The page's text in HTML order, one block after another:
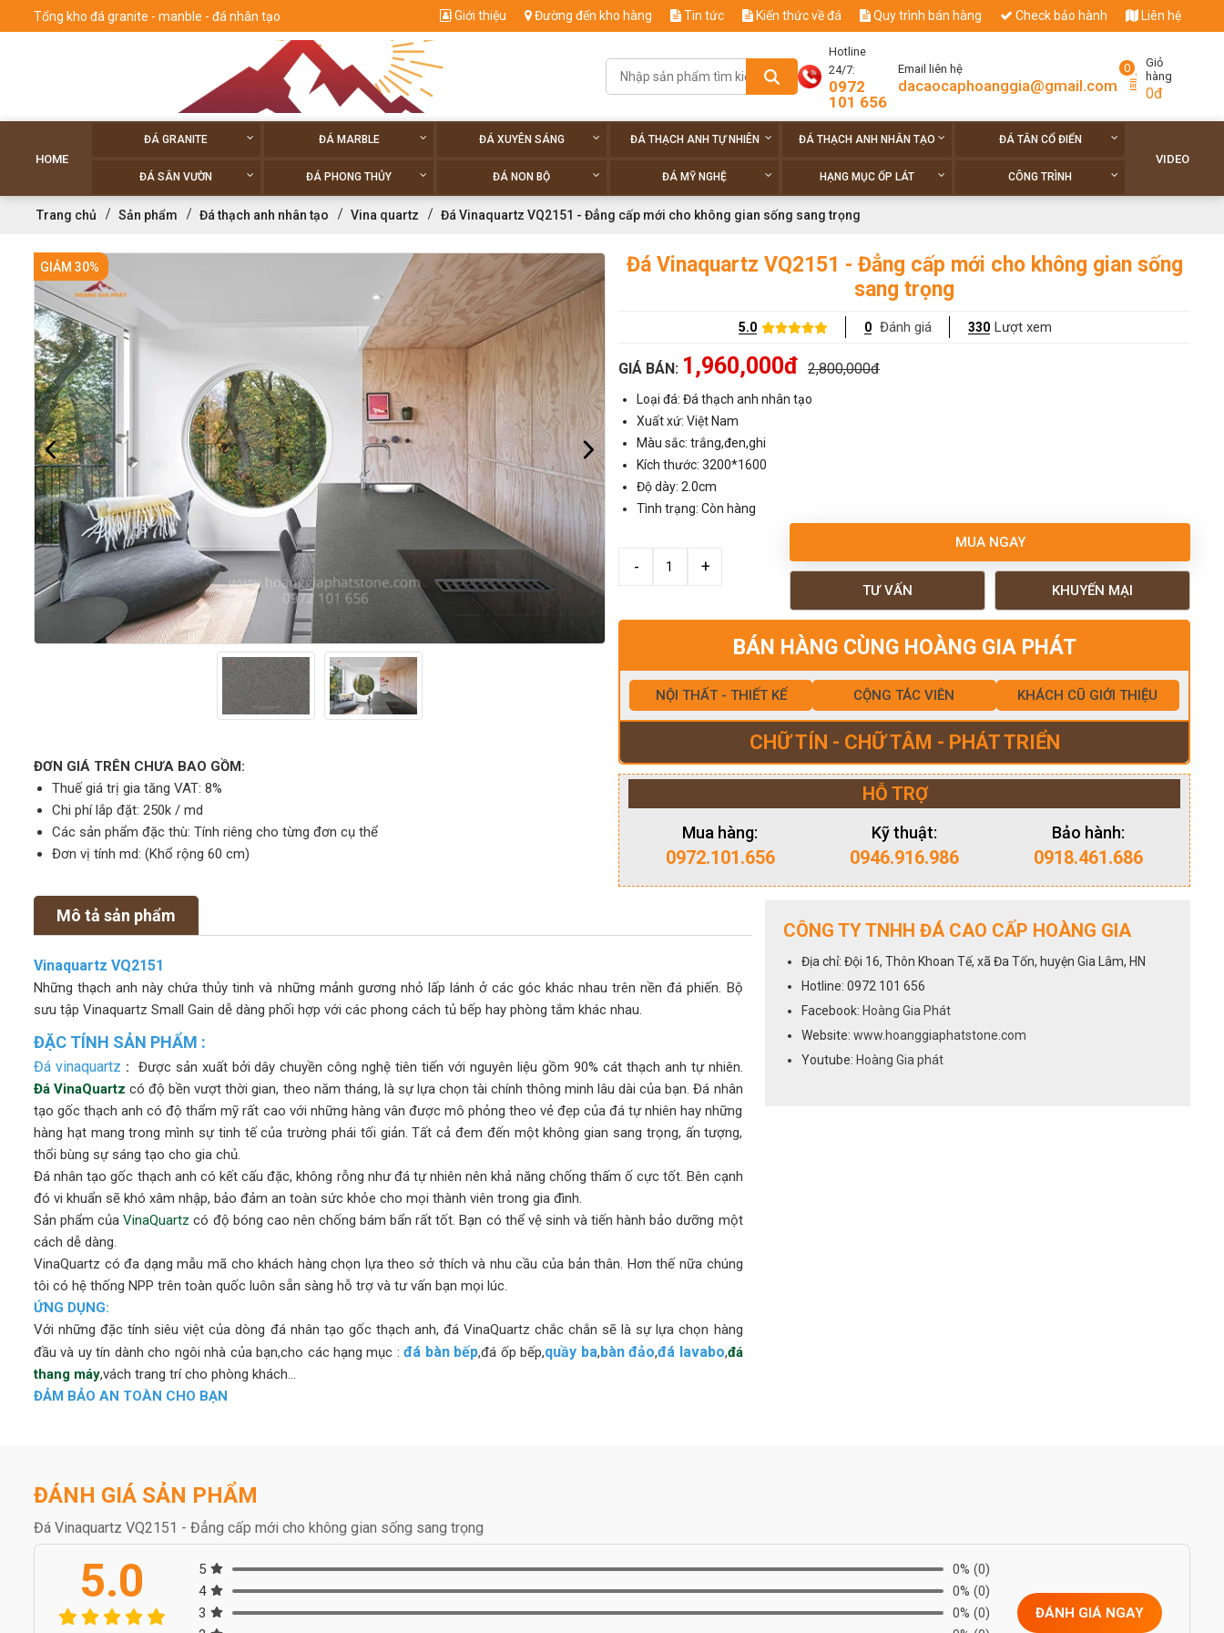
Tổng kho đá granite - manble - đá nhân tạo Giới thiệu Đường đến kho hàng Tin tức Kiến thức về đá Quy trình bán hàng Check bảo hành Liên hệ
Hotline
24/7:
0972
101 656
Email liên hệ
dacaocaphoanggia@gmail.com
0
Giỏ
hàng
0đ
HOME
ĐÁ GRANITE ĐÁ MARBLE ĐÁ XUYÊN SÁNG ĐÁ THẠCH ANH TỰ NHIÊN ĐÁ THẠCH ANH NHÂN TẠO ĐÁ TÂN CỔ ĐIỂN
ĐÁ SÂN VƯỜN ĐÁ PHONG THỦY ĐÁ NON BỘ ĐÁ MỸ NGHỆ HẠNG MỤC ỐP LÁT CÔNG TRÌNH
VIDEO
Trang chủ Sản phẩm Đá thạch anh nhân tạo Vina quartz Đá Vinaquartz VQ2151 - Đẳng cấp mới cho không gian sống sang trọng
GIẢM 30%
ĐƠN GIÁ TRÊN CHƯA BAO GỒM:
Thuế giá trị gia tăng VAT: 8%
Chi phí lắp đặt: 250k / md
Các sản phẩm đặc thù: Tính riêng cho từng đơn cụ thể
Đơn vị tính md: (Khổ rộng 60 cm)
Đá Vinaquartz VQ2151 - Đẳng cấp mới cho không gian sống
sang trọng
5.0 0 Đánh giá 330 Lượt xem
GIÁ BÁN: 1,960,000đ 2,800,000đ
Loại đá: Đá thạch anh nhân tạo
Xuất xứ: Việt Nam
Màu sắc: trắng,đen,ghi
Kích thước: 3200*1600
Độ dày: 2.0cm
Tình trạng: Còn hàng
MUA NGAY
TƯ VẤN KHUYẾN MẠI
BÁN HÀNG CÙNG HOÀNG GIA PHÁT
NỘI THẤT - THIẾT KẾ CỘNG TÁC VIÊN KHÁCH CŨ GIỚI THIỆU
CHỮ TÍN - CHỮ TÂM - PHÁT TRIỂN
HỖ TRỢ
Mua hàng:
0972.101.656
Kỹ thuật:
0946.916.986
Bảo hành:
0918.461.686
Mô tả sản phẩm
Vinaquartz VQ2151
Những thạch anh này chứa thủy tinh và những mảnh gương nhỏ lấp lánh ở các góc khác nhau trên nền đá phiến. Bộ
sưu tập Vinaquartz Small Gain dễ dàng phối hợp với các phong cách tủ bếp hay phòng tắm khác nhau.
ĐẶC TÍNH SẢN PHẨM :
Đá vinaquartz :
Được sản xuất bởi dây chuyền công nghệ tiên tiến với nguyên liệu gồm 90% cát thạch anh tự nhiên.
Đá VinaQuartz có độ bền vượt thời gian, theo năm tháng, là sự lựa chọn tài chính thông minh lâu dài của bạn. Đá nhân
tạo gốc thạch anh có độ thẩm mỹ rất cao với những hàng vân được mô phỏng theo vẻ đẹp của đá tự nhiên hay những
hàng hạt mang trong mình sự tinh tế của trường phái tối giản. Tất cả đem đến một không gian sang trọng, ấn tượng,
thổi bùng sự sáng tạo cho gia chủ.
Đá nhân tạo gốc thạch anh có kết cấu đặc, không rỗng như đá tự nhiên nên khả năng chống thấm ố cực tốt. Bên cạnh
đó vi khuẩn sẽ khó xâm nhập, bảo đảm an toàn sức khỏe cho mọi thành viên trong gia đình.
Sản phẩm củaVinaQuartzcó độ bóng cao nên chống bám bẩn rất tốt. Bạn có thể vệ sinh và tiến hành bảo dưỡng một
cách dễ dàng.
VinaQuartz có đa dạng mẫu mã cho khách hàng chọn lựa theo sở thích và nhu cầu của bản thân. Hơn thế nữa chúng
tôi có hệ thống NPP trên toàn quốc luôn sẵn sàng hỗ trợ và tư vấn bạn mọi lúc.
ỨNG DỤNG:
Với những đặc tính siêu việt của dòng đá nhân tạo gốc thạch anh, đá VinaQuartz chắc chắn sẽ là sự lựa chọn hàng
đầu và uy tín dành cho ngôi nhà của bạn,cho các hạng mục :đá bàn bếp,đá ốp bếp,quầy ba,bàn đảo,đá lavabo,đá
thang máy,vách trang trí cho phòng khách...
ĐẢM BẢO AN TOÀN CHO BẠN
HÀNH TRÌNH CỦA VINAQUARTZ KHẮP THẾ GIỚI
Dòng sản phẩm “VinaQuartz” đã được xuất khẩu sang nhiều nước ở Bắc Mỹ, Châu Mỹ La Tinh, EU,… VinaQuartz trọng
vào chất lượng và dịch vụ để mang lại sự hài lòng tốt nhất cho mọi khách hàng. Vì vậy, VinaQuartz đang nỗ lực trở
thành một trong những thương hiệu nổi tiếng về bề mặt thạch anh trên toàn thế giới. Vinaquartz hiện là đối tác chiến
lược của nhiều tập đoàn và chuỗi cung ứng trên thế giới.
BỘ SƯU TẬP TUYỆT VỜI VỚI THIẾT KẾ SANG TRỌNG CHO MỌI PHONG CÁCH
Vinaquartzcung cấp nhiều loại mặt bàn thạch anh với hơn 200 màu sắc và kiểu dáng phù hợp với mọi loại dự án dân
CÔNG TY TNHH ĐÁ CAO CẤP HOÀNG GIA
Địa chỉ: Đội 16, Thôn Khoan Tế, xã Đa Tốn, huyện Gia Lâm, HN
Hotline: 0972 101 656
Facebook: Hoàng Gia Phát
Website: www.hoanggiaphatstone.com
Youtube: Hoàng Gia phát
ĐÁNH GIÁ SẢN PHẨM
Đá Vinaquartz VQ2151 - Đẳng cấp mới cho không gian sống sang trọng
5.0 5 0% (0)
4
0% (0)
3
0% (0)
ĐÁNH GIÁ NGAY